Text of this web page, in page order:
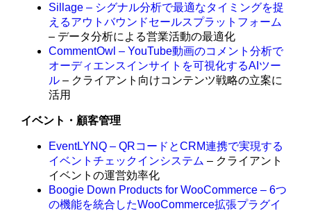
Sillage – シグナル分析で最適なタイミングを捉
えるアウトバウンドセールスプラットフォーム
– データ分析による営業活動の最適化
CommentOwl – YouTube動画のコメント分析で
オーディエンスインサイトを可視化するAIツー
ル – クライアント向けコンテンツ戦略の立案に
活用
イベント・顧客管理
EventLYNQ – QRコードとCRM連携で実現する
イベントチェックインシステム – クライアント
イベントの運営効率化
Boogie Down Products for WooCommerce – 6つ
の機能を統合したWooCommerce拡張プラグイ